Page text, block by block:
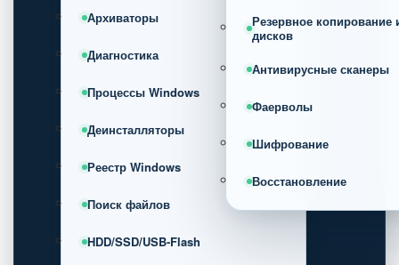
Архиваторы
Диагностика
Процессы Windows
Деинсталляторы
Реестр Windows
Поиск файлов
HDD/SSD/USB-Flash
Резервное копирование
дисков
Антивирусные сканеры
Фаерволы
Шифрование
Восстановление